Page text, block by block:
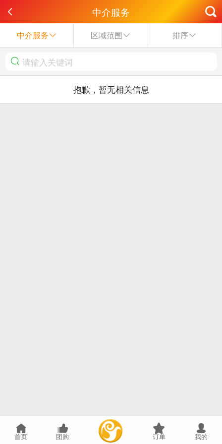
中介服务
中介服务 区域范围 排序
抱歉，暂无相关信息
首页 团购 订单 我的